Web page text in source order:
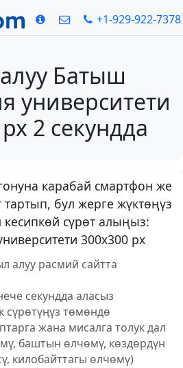
+1-929-922-7378
Батыш
университети
2 секундда
карабай смартфон же
бул жерге жүктөңүз
сүрөт алыңыз:
300x300 px
алуу расмий сайтта
секундда аласыз
төмөндө
жана мисалга толук дал
баштын өлчөмү, көздөрдүн
килобайттагы өлчөмү)